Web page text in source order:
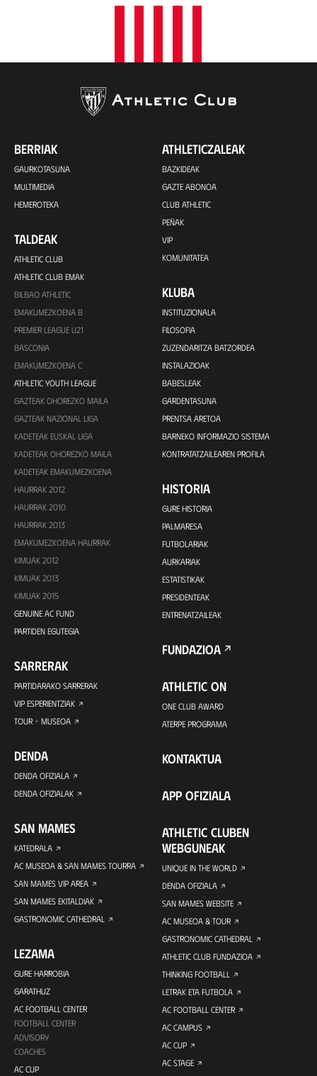
BERRIAK
GAURKOTASUNA
MULTIMEDIA
HEMEROTEKA
TALDEAK
ATHLETIC CLUB
ATHLETIC CLUB EMAK
BILBAO ATHLETIC
EMAKUMEZKOENA B
PREMIER LEAGUE U21
BASCONIA
EMAKUMEZKOENA C
ATHLETIC YOUTH LEAGUE
GAZTEAK OHOREZKO MAILA
GAZTEAK NAZIONAL LIGA
KADETEAK EUSKAL LIGA
KADETEAK OHOREZKO MAILA
KADETEAK EMAKUMEZKOENA
HAURRAK 2012
HAURRAK 2010
HAURRAK 2013
EMAKUMEZKOENA HAURRAK
KIMUAK 2012
KIMUAK 2013
KIMUAK 2015
GENUINE AC FUND
PARTIDEN EGUTEGIA
SARRERAK
PARTIDARAKO SARRERAK
VIP ESPERIENTZIAK
TOUR + MUSEOA
DENDA
DENDA OFIZIALA
DENDA OFIZIALAK
SAN MAMES
KATEDRALA
AC MUSEOA & SAN MAMES TOURRA
SAN MAMES VIP AREA
SAN MAMES EKITALDIAK
GASTRONOMIC CATHEDRAL
LEZAMA
GURE HARROBIA
GARATHUZ
AC FOOTBALL CENTER
FOOTBALL CENTER
ADVISORY
COACHES
AC CUP
ATHLETICZALEAK
BAZKIDEAK
GAZTE ABONOA
CLUB ATHLETIC
PEÑAK
VIP
KOMUNITATEA
KLUBA
INSTITUZIONALA
FILOSOFIA
ZUZENDARITZA BATZORDEA
INSTALAZIOAK
BABESLEAK
GARDENTASUNA
PRENTSA ARETOA
BARNEKO INFORMAZIO SISTEMA
KONTRATATZAILEAREN PROFILA
HISTORIA
GURE HISTORIA
PALMARESA
FUTBOLARIAK
AURKARIAK
ESTATISTIKAK
PRESIDENTEAK
ENTRENATZAILEAK
FUNDAZIOA
ATHLETIC ON
ONE CLUB AWARD
ATERPE PROGRAMA
KONTAKTUA
APP OFIZIALA
ATHLETIC CLUBEN
WEBGUNEAK
UNIQUE IN THE WORLD
DENDA OFIZIALA
SAN MAMES WEBSITE
AC MUSEOA & TOUR
GASTRONOMIC CATHEDRAL
ATHLETIC CLUB FUNDAZIOA
THINKING FOOTBALL
LETRAK ETA FUTBOLA
AC FOOTBALL CENTER
AC CAMPUS
AC CUP
AC STAGE